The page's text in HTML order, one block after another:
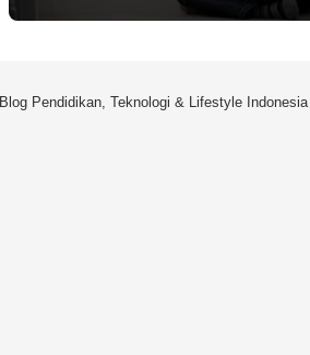
Blog Pendidikan, Teknologi & Lifestyle Indonesia